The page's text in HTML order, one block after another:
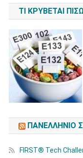
ΤΙ ΚΡΎΒΕΤΑΙ
ΠΑΝΕΛΛΉΝΙΟ
FIRST® Tech